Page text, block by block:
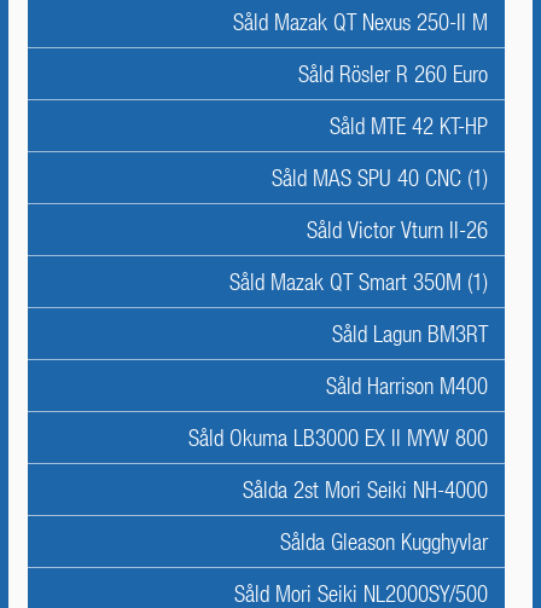
Såld Mazak QT Nexus 250-II M
Såld Rösler R 260 Euro
Såld MTE 42 KT-HP
Såld MAS SPU 40 CNC (1)
Såld Victor Vturn II-26
Såld Mazak QT Smart 350M (1)
Såld Lagun BM3RT
Såld Harrison M400
Såld Okuma LB3000 EX II MYW 800
Sålda 2st Mori Seiki NH-4000
Sålda Gleason Kugghyvlar
Såld Mori Seiki NL2000SY/500